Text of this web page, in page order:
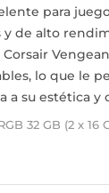
para
y de alto
lo que le
a su estética y
32 GB (2 x 16